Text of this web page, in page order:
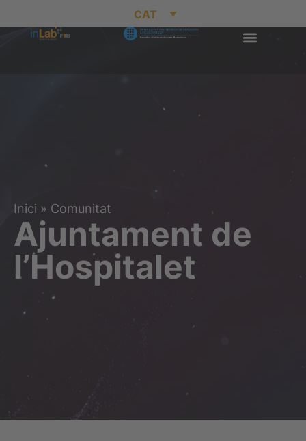
CAT
Inici » Comunitat
Ajuntament de
l’Hospitalet